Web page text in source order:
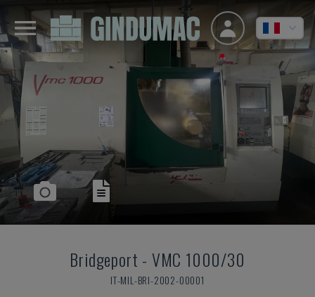
Bridgeport - VMC 1000/30
IT-MIL-BRI-2002-00001